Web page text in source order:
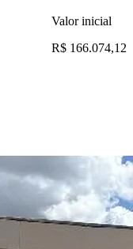
Valor inicial
R$ 166.074,12